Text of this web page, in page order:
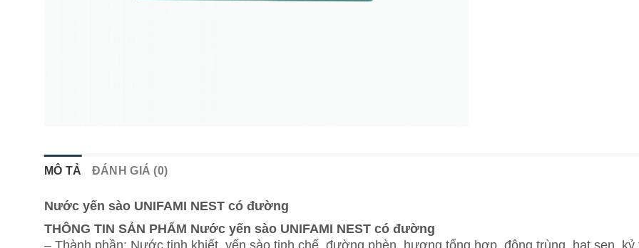
MÔ TẢ ĐÁNH GIÁ (0)
Nước yến sào UNIFAMI NEST có đường
THÔNG TIN SẢN PHẨM Nước yến sào UNIFAMI NEST có đường
– Thành phần: Nước tinh khiết, yến sào tinh chế, đường phèn, hương tổng hợp, đông trùng, hạt sen, kỷ